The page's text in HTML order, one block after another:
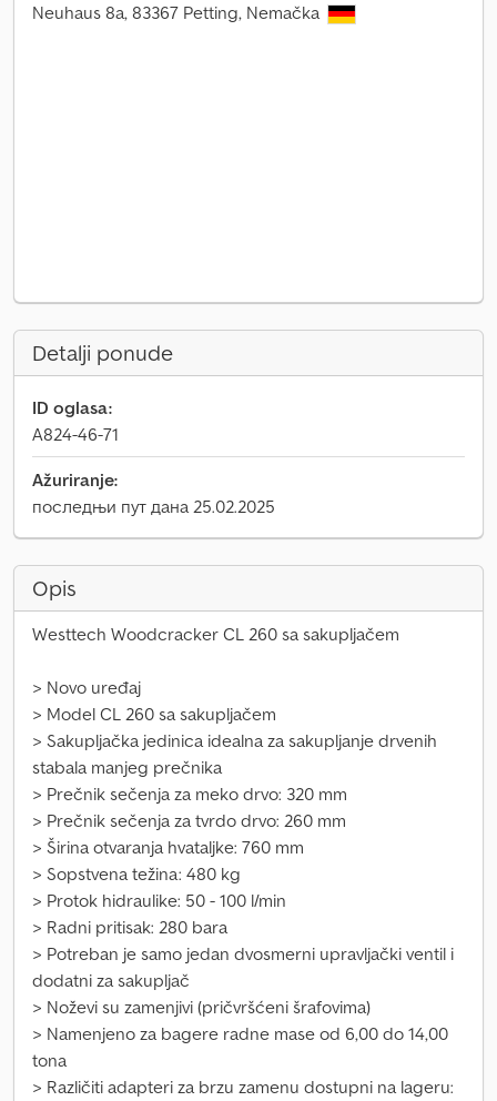
Neuhaus 8a, 83367 Petting, Nemačka
Detalji ponude
ID oglasa:
A824-46-71
Ažuriranje:
последњи пут дана 25.02.2025
Opis
Westtech Woodcracker CL 260 sa sakupljačem
> Novo uređaj
> Model CL 260 sa sakupljačem
> Sakupljačka jedinica idealna za sakupljanje drvenih
stabala manjeg prečnika
> Prečnik sečenja za meko drvo: 320 mm
> Prečnik sečenja za tvrdo drvo: 260 mm
> Širina otvaranja hvataljke: 760 mm
> Sopstvena težina: 480 kg
> Protok hidraulike: 50 - 100 l/min
> Radni pritisak: 280 bara
> Potreban je samo jedan dvosmerni upravljački ventil i
dodatni za sakupljač
> Noževi su zamenjivi (pričvršćeni šrafovima)
> Namenjeno za bagere radne mase od 6,00 do 14,00
tona
> Različiti adapteri za brzu zamenu dostupni na lageru: